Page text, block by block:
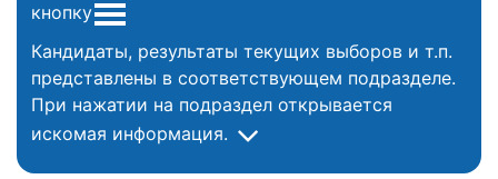
кнопку
Кандидаты, результаты текущих выборов и т.п.
представлены в соответствующем подразделе.
При нажатии на подраздел открывается
искомая информация.